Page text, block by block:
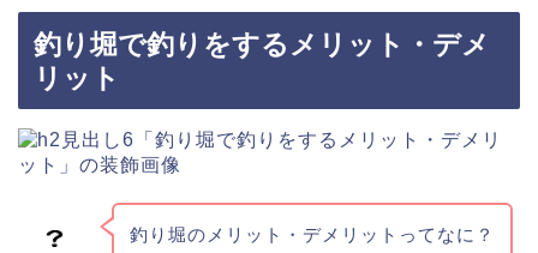
釣り堀で釣りをするメリット・デメ
リット
釣り堀のメリット・デメリットってなに？